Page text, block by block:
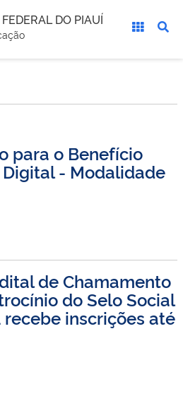
DO PIAUÍ
para o Benefício
- Modalidade
de Chamamento
do Selo Social
recebe inscrições até